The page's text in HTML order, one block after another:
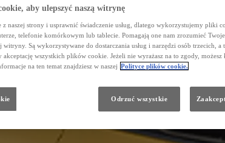
aby ulepszyć naszą witrynę
z naszej strony i usprawnić świadczenie usług, dlatego wykorzystujemy pliki
telefonie komórkowym lub tablecie. Pomagają one nam zrozumieć
witryny. Są wykorzystywane do dostarczania usług i narzędzi osób trzecich, a
wszystkich plików cookie. Jeżeli nie wyrażasz na to zgody, możesz
na ten temat znajdziesz w naszej Polityce plików cookie.
Odrzuć wszystkie